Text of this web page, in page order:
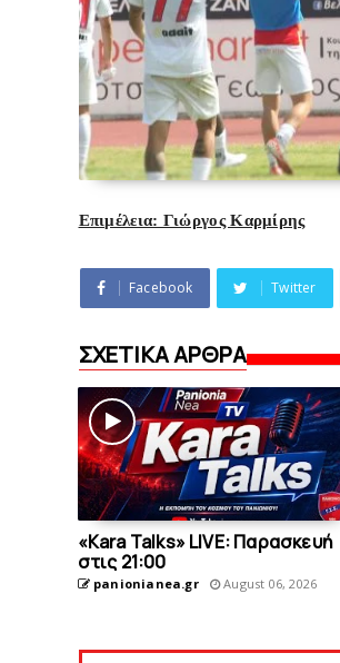
Επιμέλεια: Γιώργος Καρμίρης
Facebook Twitter
ΣΧΕΤΙΚΑ ΑΡΘΡΑ
«Kara Talks» LIVE: Παρασκευή
στις 21:00
panionianea.gr August 06, 2026